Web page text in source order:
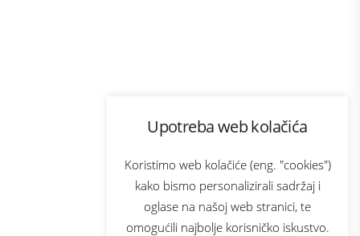
Upotreba web kolačića
Koristimo web kolačiće (eng. "cookies")
kako bismo personalizirali sadržaj i
oglase na našoj web stranici, te
omogućili najbolje korisničko iskustvo.
Bonus plus
Prijava za newsletter